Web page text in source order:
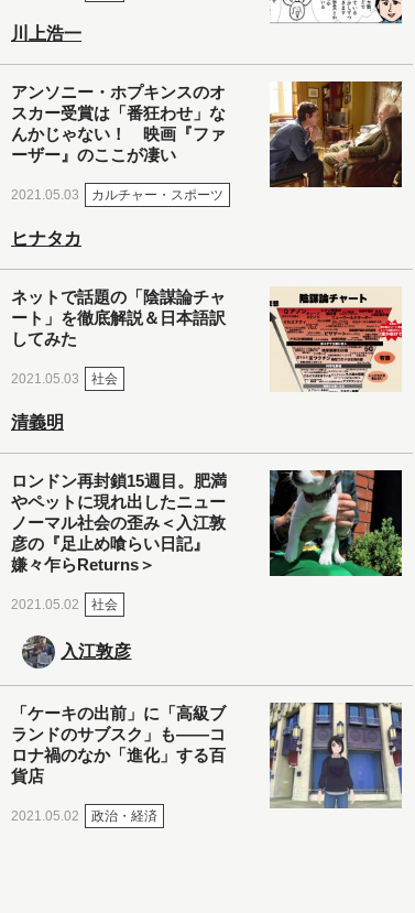
川上浩一
アンソニー・ホプキンスのオ
スカー受賞は「番狂わせ」な
んかじゃない！ 映画『ファ
ーザー』のここが凄い
2021.05.03 カルチャー・スポーツ
ヒナタカ
ネットで話題の「陰謀論チャ
ート」を徹底解説＆日本語訳
してみた
2021.05.03 社会
清義明
ロンドン再封鎖15週目。肥満
やペットに現れ出したニュー
ノーマル社会の歪み＜入江敦
彦の『足止め喰らい日記』
嫌々乍らReturns＞
2021.05.02 社会
入江敦彦
「ケーキの出前」に「高級ブ
ランドのサブスク」も――コ
ロナ禍のなか「進化」する百
貨店
2021.05.02 政治・経済